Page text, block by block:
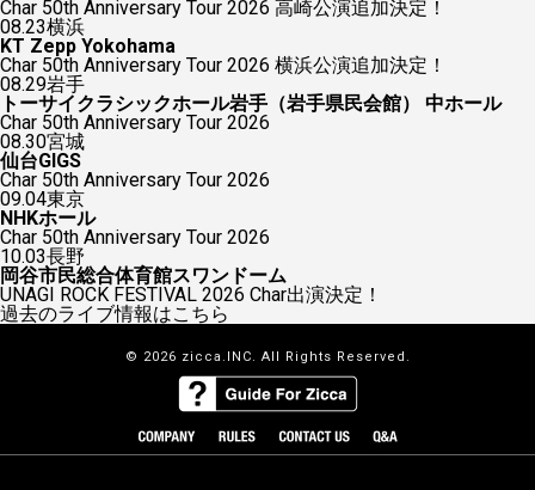
Char 50th Anniversary Tour 2026 高崎公演追加決定！
08.23横浜
KT Zepp Yokohama
Char 50th Anniversary Tour 2026 横浜公演追加決定！
08.29岩手
トーサイクラシックホール岩手（岩手県民会館） 中ホール
Char 50th Anniversary Tour 2026
08.30宮城
仙台GIGS
Char 50th Anniversary Tour 2026
09.04東京
NHKホール
Char 50th Anniversary Tour 2026
10.03長野
岡谷市民総合体育館スワンドーム
UNAGI ROCK FESTIVAL 2026 Char出演決定！
過去のライブ情報はこちら
© 2026 zicca.INC. All Rights Reserved.